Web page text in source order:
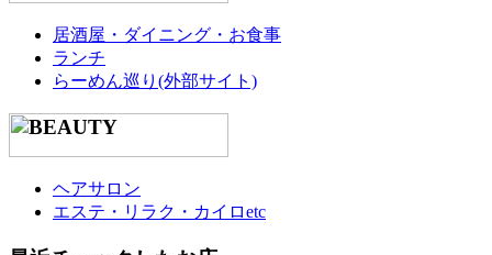
居酒屋・ダイニング・お食事
ランチ
らーめん巡り(外部サイト)
ヘアサロン
エステ・リラク・カイロetc